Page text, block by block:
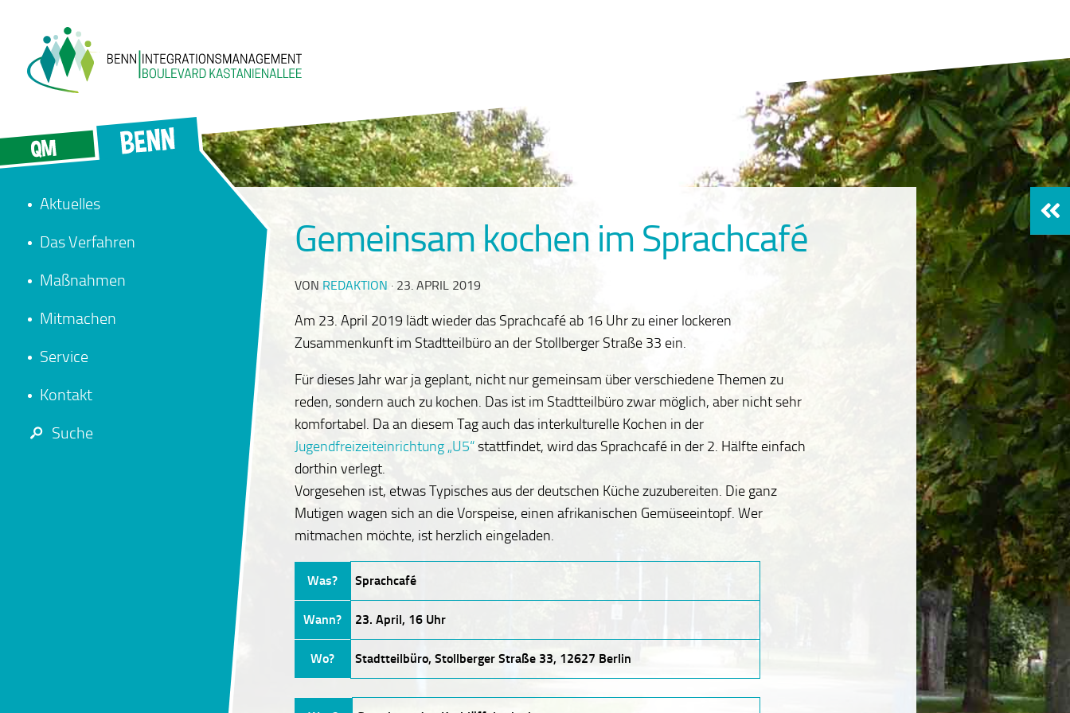
Gemeinsam kochen im Sprachcafé
VON REDAKTION · 23. APRIL 2019
Am 23. April 2019 lädt wieder das Sprachcafé ab 16 Uhr zu einer lockeren
Zusammenkunft im Stadtteilbüro an der Stollberger Straße 33 ein.
Für dieses Jahr war ja geplant, nicht nur gemeinsam über verschiedene Themen zu
reden, sondern auch zu kochen. Das ist im Stadtteilbüro zwar möglich, aber nicht sehr
komfortabel. Da an diesem Tag auch das interkulturelle Kochen in der
Jugendfreizeiteinrichtung „U5“stattfindet, wird das Sprachcafé in der 2. Hälfte einfach
dorthin verlegt.
Vorgesehen ist, etwas Typisches aus der deutschen Küche zuzubereiten. Die ganz
Mutigen wagen sich an die Vorspeise, einen afrikanischen Gemüseeintopf. Wer
mitmachen möchte, ist herzlich eingeladen.
Was? Sprachcafé
Wann? 23. April, 16 Uhr
Wo? Stadtteilbüro, Stollberger Straße 33, 12627 Berlin
Aktuelles
Das Verfahren
Maßnahmen
Mitmachen
Service
Kontakt
Suche